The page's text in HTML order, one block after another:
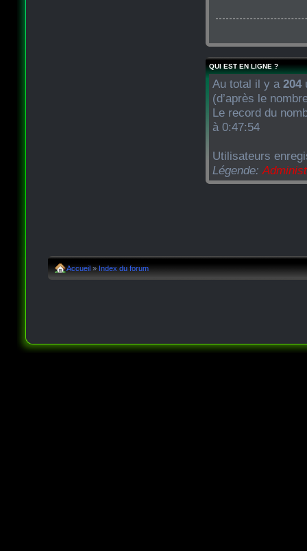
QUI EST EN LIGNE ?
Au total il y a 204
(d’après le
Le record du
à 0:47:54
Utilisateurs
Légende:
Accueil » Index du forum